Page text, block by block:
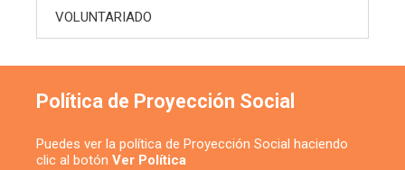
VOLUNTARIADO
Política de Proyección Social
Puedes ver la política de Proyección Social haciendo
clic al botón Ver Política